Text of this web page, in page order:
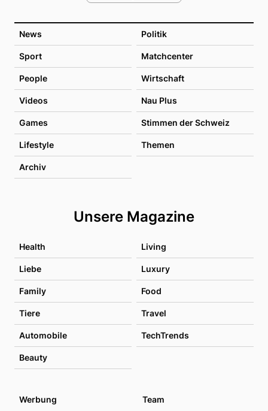
News Politik
Sport Matchcenter
People Wirtschaft
Videos Nau Plus
Games Stimmen der Schweiz
Lifestyle Themen
Archiv
Unsere Magazine
Health Living
Liebe Luxury
Family Food
Tiere Travel
Automobile TechTrends
Beauty
Werbung Team